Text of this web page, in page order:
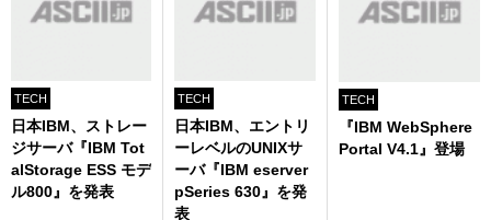
TECH
日本IBM、ストレー
ジサーバ『IBM Tot
alStorage ESS モデ
ル800』を発表
TECH
日本IBM、エントリ
ーレベルのUNIXサ
ーバ『IBM eserver
pSeries 630』を発
表
TECH
『IBM WebSphere
Portal V4.1』登場